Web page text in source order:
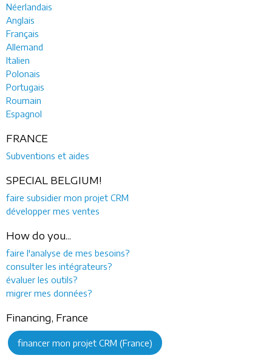
Néerlandais
Anglais
Français
Allemand
Italien
Polonais
Portugais
Roumain
Espagnol
FRANCE
Subventions et aides
SPECIAL BELGIUM!
faire subsidier mon projet CRM
développer mes ventes
How do you...
faire l'analyse de mes besoins?
consulter les intégrateurs?
évaluer les outils?
migrer mes données?
Financing, France
financer mon projet CRM (France)